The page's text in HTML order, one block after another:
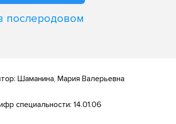
послеродовом
Шаманина, Мария Валерьевна
специальности: 14.01.06